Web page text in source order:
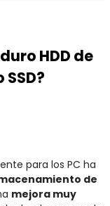
HDD de
para los PC ha
de
mejora muy